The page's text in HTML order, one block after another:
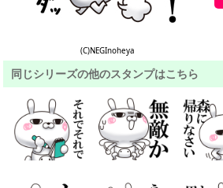
(C)NEGInoheya
同じシリーズの他のスタンプはこちら